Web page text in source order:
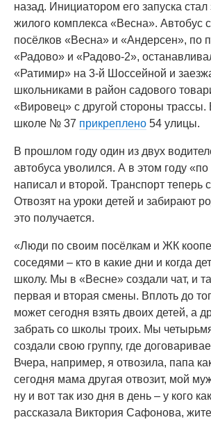
назад. Инициатором его запуска
жилого комплекса «Весна». Автобус
посёлков «Весна» и «Андерсен», по
«Радово» и «Радово-2»,
«Ратимир» на 3-й Шоссейной и
школьниками в район садового
«Вировец» с другой стороны трассы.
школе № 37 прикреплено 54 улицы.
В прошлом году один из двух
автобуса уволился. А в этом году
написал и второй. Транспорт теперь
Отвозят на уроки детей и забирают
это получается.
«Люди по своим посёлкам и ЖК
соседями – кто в какие дни и когда
школу. Мы в «Весне» создали чат, и
первая и вторая смены. Вплоть до
может сегодня взять двоих детей, а
забрать со школы троих. Мы
создали свою группу, где
Вчера, например, я отвозила, папа
сегодня мама другая отвозит, мой
ну и вот так изо дня в день – у кого
рассказала Виктория Сафонова,